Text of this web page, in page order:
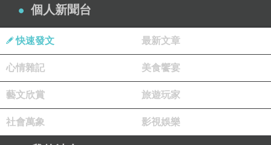
◎商品成份： 小麥粉、棕旅油(維生素E.L、抗壞血酸棕梠
糖)、玉米、青蔥、紅蘿蔔)、脫水蛋、脫水墨魚、葡萄糖
漿、麥芽糊精(L-麩酸鈉、5-次黃嘌吟何、磷酸二鈉.5鳥嘌
呤核、磷酸二鈉、檸檬酸均為調味劑)、醬油粉(大豆、小
麥、食鹽)、脫水鱈魚(鱈魚、玉米澱粉、白砂糖、食鹽、
小麥澱粉、謝萃取物)、水解植物蛋白(玉米、大豆)、大蒜
粉、泡菜調味料、甜菜紅色素、白胡椒粉、海鮮粉(墨魚、
個人新聞台
快速發文 最新文章
心情雜記 美食饗宴
藝文欣賞 旅遊玩家
社會萬象 影視娛樂